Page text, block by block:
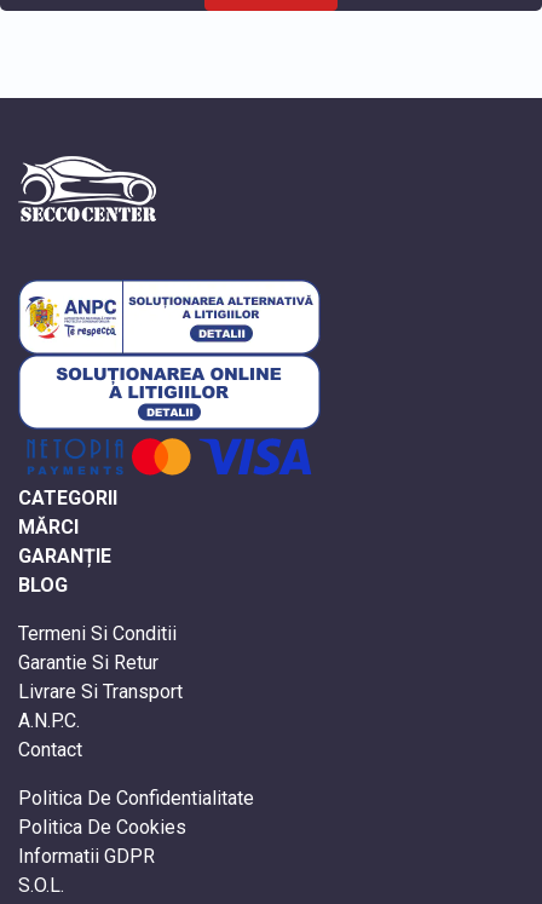
CATEGORII
MĂRCI
GARANȚIE
BLOG
Termeni Si Conditii
Garantie Si Retur
Livrare Si Transport
A.N.P.C.
Contact
Politica De Confidentialitate
Politica De Cookies
Informatii GDPR
S.O.L.